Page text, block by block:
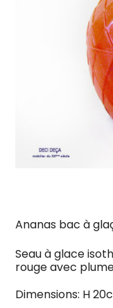
Ananas bac à
Seau à glace
rouge avec
Dimensions: H